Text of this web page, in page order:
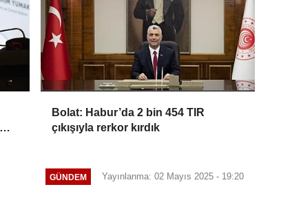
Bolat: Habur’da 2 bin 454 TIR
çıkışıyla rerkor kırdık
GÜNDEM Yayınlanma: 02 Mayıs 2025 - 19:20